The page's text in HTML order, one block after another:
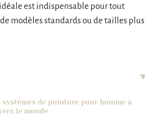
est indispensable pour tout
modèles standards ou de tailles plus
systèmes de pointure pour homme à
le monde